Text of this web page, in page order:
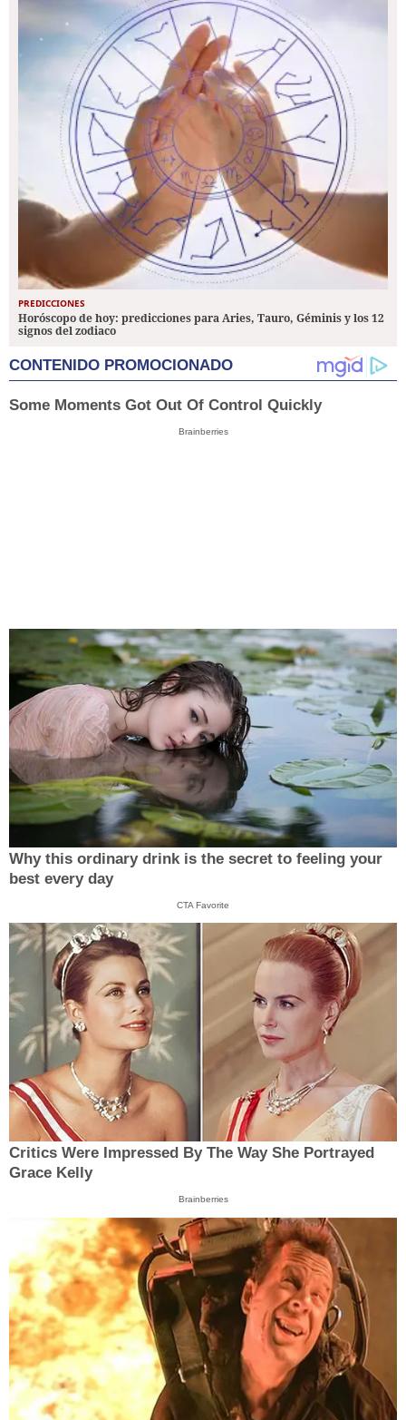
PREDICCIONES
Horóscopo de hoy: predicciones para Aries, Tauro, Géminis y los 12
signos del zodiaco
CONTENIDO PROMOCIONADO
Some Moments Got Out Of Control Quickly
Brainberries
Why this ordinary drink is the secret to feeling your
best every day
CTA Favorite
Critics Were Impressed By The Way She Portrayed
Grace Kelly
Brainberries